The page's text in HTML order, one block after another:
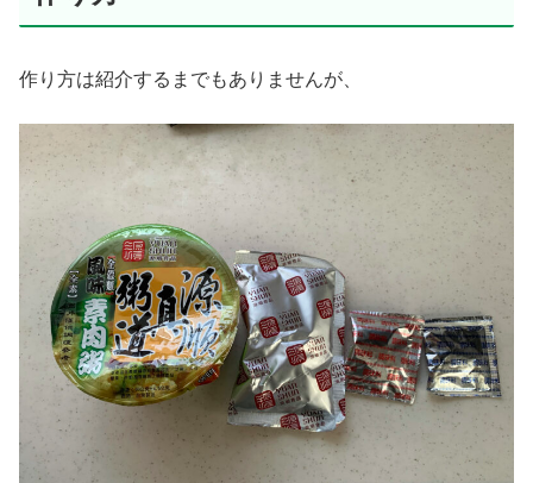
作り方は紹介するまでもありませんが、